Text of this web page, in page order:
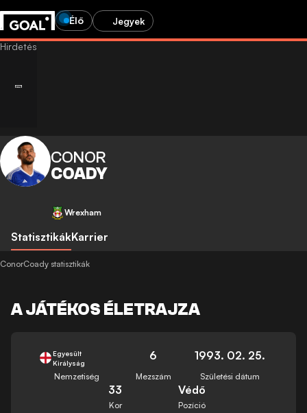
Élő Jegyek
CONOR
COADY
Wrexham
StatisztikákKarrier
ConorCoady statisztikák
A JÁTÉKOS ÉLETRAJZA
Egyesült
Királyság
Nemzetiség
6
Mezszám
1993. 02. 25.
Születési dátum
33
Kor
Védő
Pozíció